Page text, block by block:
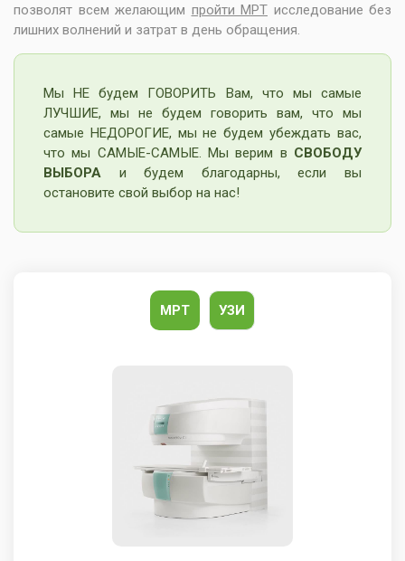
позволят всем желающим пройти МРТ исследование без
лишних волнений и затрат в день обращения.
Мы НЕ будем ГОВОРИТЬ Вам, что мы самые
ЛУЧШИЕ, мы не будем говорить вам, что мы
самые НЕДОРОГИЕ, мы не будем убеждать вас,
что мы САМЫЕ-САМЫЕ. Мы верим в СВОБОДУ
ВЫБОРА и будем благодарны, если вы
остановите свой выбор на нас!
МРТ УЗИ